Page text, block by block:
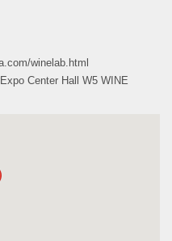
winelab.html
Center Hall W5 WINE